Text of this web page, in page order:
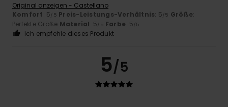
Original anzeigen - Castellano
Komfort: 5 /5 Preis-Leistungs-Verhältnis: 5 /5 Größe:
Perfekte Größe Material: 5 /5 Farbe: 5 /5
Ich empfehle dieses Produkt
5/5